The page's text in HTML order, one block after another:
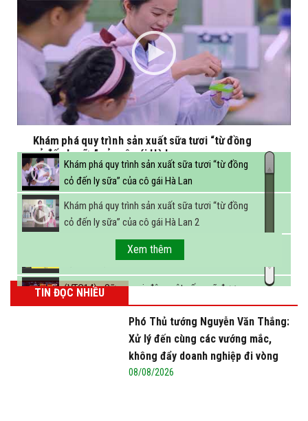
Khám phá quy trình sản xuất sữa tươi “từ đồng
cỏ đến ly sữa” của cô gái Hà Lan
Khám phá quy trình sản xuất sữa tươi “từ đồng
cỏ đến ly sữa” của cô gái Hà Lan
Khám phá quy trình sản xuất sữa tươi “từ đồng
cỏ đến ly sữa” của cô gái Hà Lan 2
FBNC - Ngành sữa hướng tới mục tiêu 3,4 tỷ lít
sữa vào năm 2025
(VTC14) - Sữa ngoại, động vật sống sẽ được
miễn thuế nhập khẩu
Xem thêm
TIN ĐỌC NHIỀU
Phó Thủ tướng Nguyễn Văn Thắng:
Xử lý đến cùng các vướng mắc,
không đẩy doanh nghiệp đi vòng
08/08/2026